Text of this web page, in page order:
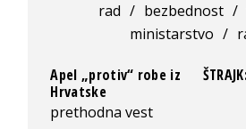
rad / bezbednost /
ministarstvo /
Apel „protiv“ robe iz
Hrvatske
prethodna vest